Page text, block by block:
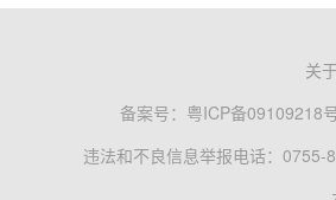
关
备案号： 粤ICP备09109218
违法和不良信息举报电话：0755-